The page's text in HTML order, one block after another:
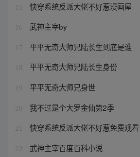
15 快穿系统反派大佬不好惹漫画屋
16 武神主宰by
17 平平无奇大师兄陆长生到底是谁
18 平平无奇大师兄陆长生身份
19 平平无奇大师兄身世
20 我不过是个大罗金仙第2季
21 快穿系统反派大佬不好惹免费观看
22 武神主宰百度百科小说